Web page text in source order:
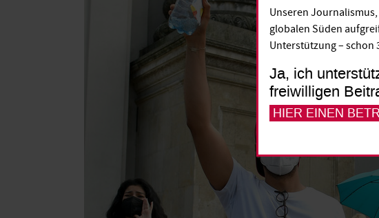
Unseren
globalen Süden
Unterstützung – schon
Ja, ich
freiwilligen
HIER EINEN